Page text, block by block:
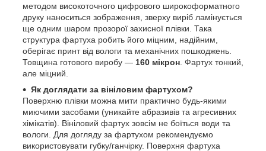
методом високоточного цифрового широкоформатного
друку наноситься зображення, зверху виріб ламінується
ще одним шаром прозорої захисної плівки. Така
структура фартуха робить його міцним, надійним,
оберігає принт від вологи та механічних пошкоджень.
Товщина готового виробу — 160 мікрон . Фартух тонкий,
але міцний.
Як доглядати за вініловим фартухом?
Поверхню плівки можна мити практично будь-якими
миючими засобами (уникайте абразивів та агресивних
хімікатів). Вініловий фартух зовсім не боїться води та
вологи. Для догляду за фартухом рекомендуємо
використовувати губку/ганчірку. Поверхня фартуха